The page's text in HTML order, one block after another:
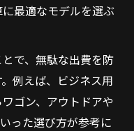
最適なモデルを選ぶ
で、無駄な出費を防
例えば、ビジネス用
ゴン、アウトドアや
った選び方が参考に